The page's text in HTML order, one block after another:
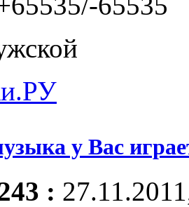
у Вас
: